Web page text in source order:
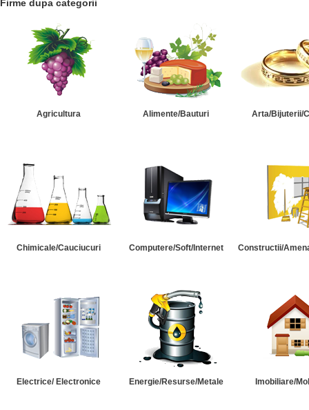
Firme dupa categorii
Agricultura Alimente/Bauturi Arta/Bijuterii/
Chimicale/Cauciucuri Computere/Soft/Internet Constructii/
Electrice/ Electronice Energie/Resurse/Metale Imobiliare/